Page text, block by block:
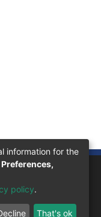
information for the
policy.
That's ok